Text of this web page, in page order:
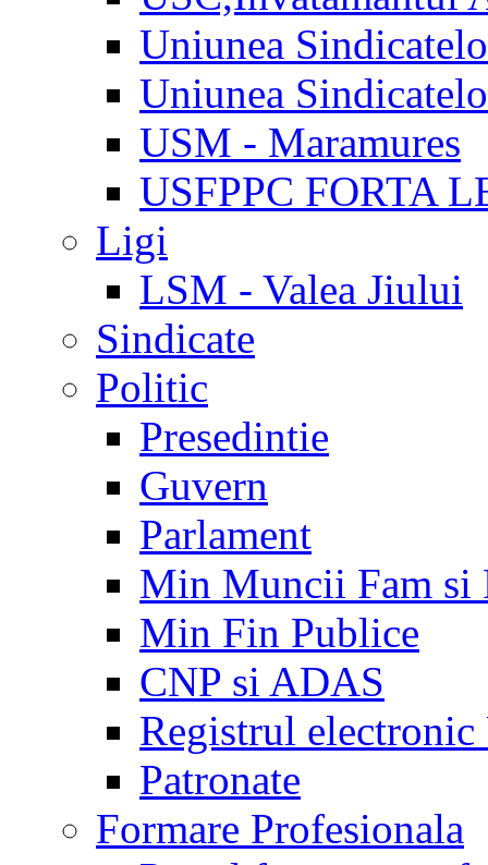
Uniunea
Uniunea
USM - Maramures
USFPPC FORTA
Ligi
LSM - Valea Jiului
Sindicate
Politic
Presedintie
Guvern
Parlament
Min Muncii Fam si
Min Fin Publice
CNP si ADAS
Registrul electronic
Patronate
Formare Profesionala